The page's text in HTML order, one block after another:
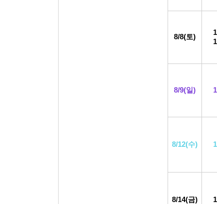
8/8(토)
8/9(일)
8/12(수)
8/14(금)